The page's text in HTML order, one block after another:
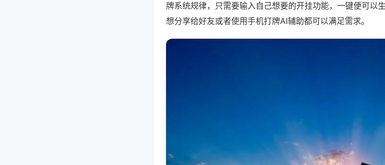
牌系统规律，只需要输入自己想要的开挂功能，一键便可以
想分享给好友或者使用手机打牌AI辅助都可以满足需求。